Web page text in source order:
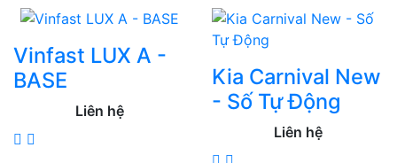
Vinfast LUX A -
BASE
Liên hệ
Kia Carnival New
- Số Tự Động
Liên hệ